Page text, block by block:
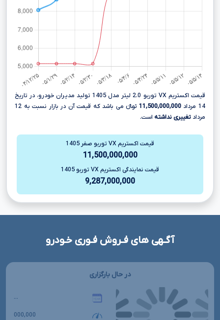
قیمت اکستریم VX توربو 2.0 لیتر مدل 1405 تولید مدیران خودرو، در تاریخ
14 مرداد
11,500,000,000
تومانءءء می باشد که قیمت آن در بازار نسبت به 12
مرداد تغییری نداشته است.
قیمت اکستریم VX توربو صفر 1405
11,500,000,000
قیمت نمایندگی اکستریم VX توربو 1405
9,287,000,000
آگـهی های فـروش فـوری خـودرو
در حال بارگزاری
...
000,000